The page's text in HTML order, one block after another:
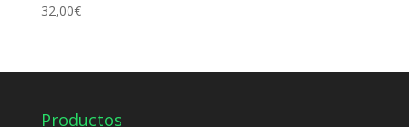
32,00€
Productos